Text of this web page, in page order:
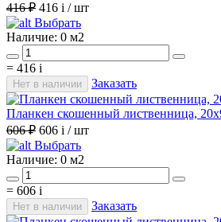
416 ₽ 416 i / шт
Выбрать
Наличие: 0 м2
= 416 i
Нет в наличии Заказать
Планкен скошенный лиственница,
606 ₽ 606 i / шт
Выбрать
Наличие: 0 м2
= 606 i
Нет в наличии Заказать